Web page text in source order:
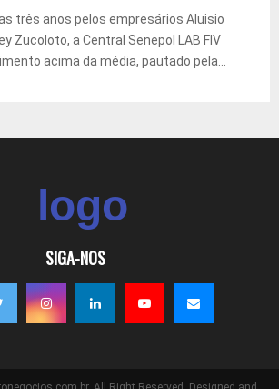
três anos pelos empresários Aluisio
Zucoloto, a Central Senepol LAB FIV
acima da média, pautado pela...
SIGA-NOS